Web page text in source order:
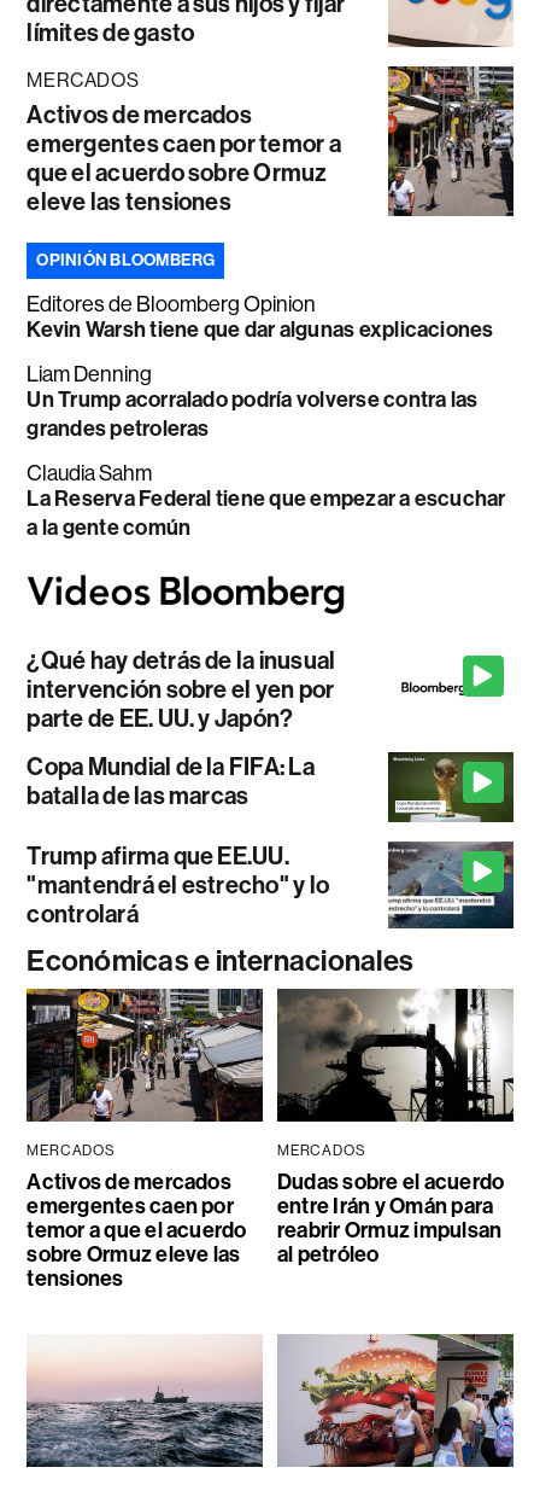
límites de gasto
MERCADOS
Activos de mercados
emergentes caen por temor a
que el acuerdo sobre Ormuz
eleve las tensiones
OPINIÓN BLOOMBERG
Editores de Bloomberg Opinion
Kevin Warsh tiene que dar algunas explicaciones
Liam Denning
Un Trump acorralado podría volverse contra las
grandes petroleras
Claudia Sahm
La Reserva Federal tiene que empezar a escuchar
a la gente común
¿Qué hay detrás de la inusual
intervención sobre el yen por
parte de EE. UU. y Japón?
Copa Mundial de la FIFA: La
batalla de las marcas
Trump afirma que EE.UU.
"mantendrá el estrecho" y lo
controlará
Económicas e internacionales
MERCADOS
Activos de mercados
emergentes caen por
temor a que el acuerdo
sobre Ormuz eleve las
tensiones
MERCADOS
Dudas sobre el acuerdo
entre Irán y Omán para
reabrir Ormuz impulsan
al petróleo